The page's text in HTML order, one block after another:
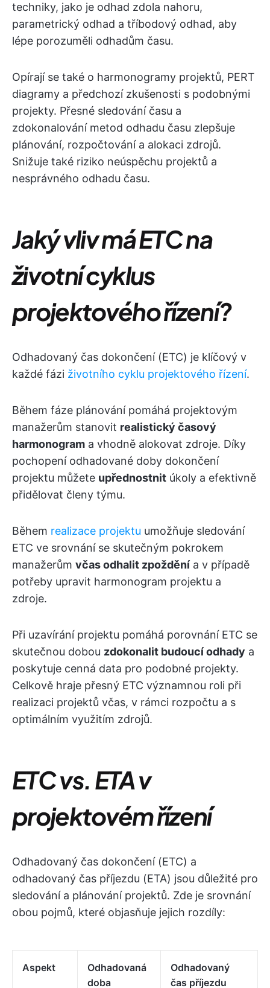
techniky, jako je odhad zdola nahoru,
parametrický odhad a tříbodový odhad, aby
lépe porozuměli odhadům času.
Opírají se také o harmonogramy projektů, PERT
diagramy a předchozí zkušenosti s podobnými
projekty. Přesné sledování času a
zdokonalování metod odhadu času zlepšuje
plánování, rozpočtování a alokaci zdrojů.
Snižuje také riziko neúspěchu projektů a
nesprávného odhadu času.
Jaký vliv má ETC na
životní cyklus
projektového řízení?
Odhadovaný čas dokončení (ETC) je klíčový v
každé fázi životního cyklu projektového řízení.
Během fáze plánování pomáhá projektovým
manažerům stanovit realistický časový
harmonogram a vhodně alokovat zdroje. Díky
pochopení odhadované doby dokončení
projektu můžete upřednostnit úkoly a efektivně
přidělovat členy týmu.
Během realizace projektu umožňuje sledování
ETC ve srovnání se skutečným pokrokem
manažerům včas odhalit zpoždění a v případě
potřeby upravit harmonogram projektu a
zdroje.
Při uzavírání projektu pomáhá porovnání ETC se
skutečnou dobou zdokonalit budoucí odhady a
poskytuje cenná data pro podobné projekty.
Celkově hraje přesný ETC významnou roli při
realizaci projektů včas, v rámci rozpočtu a s
optimálním využitím zdrojů.
ETC vs. ETA v
projektovém řízení
Odhadovaný čas dokončení (ETC) a
odhadovaný čas příjezdu (ETA) jsou důležité pro
sledování a plánování projektů. Zde je srovnání
obou pojmů, které objasňuje jejich rozdíly:
Aspekt
Odhadovaná
doba
Odhadovaný
čas příjezdu